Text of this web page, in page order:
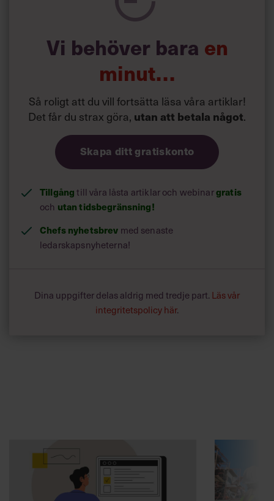
Vi behöver bara en
minut…
Så roligt att du vill fortsätta läsa våra artiklar!
Det får du strax göra, utan att betala något.
Skapa ditt gratiskonto
Tillgångtill våra låsta artiklar och webinargratis
och utan tidsbegränsning!
Chefs nyhetsbrev med senaste
ledarskapsnyheterna!
Dina uppgifter delas aldrig med tredje part. Läs vår
integritetspolicy här.